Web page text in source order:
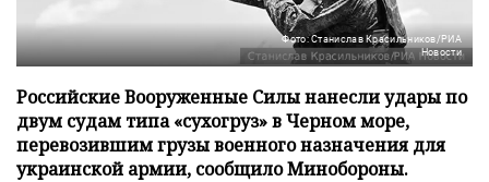
Фото: Станислав Красильников/РИА
Новости
Российские Вооруженные Силы нанесли удары по
двум судам типа «сухогруз» в Черном море,
перевозившим грузы военного назначения для
украинской армии, сообщило Минобороны.